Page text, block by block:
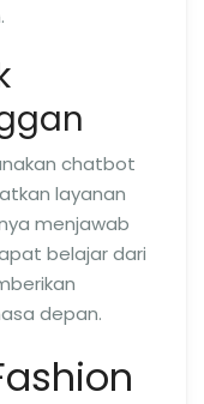
chatbot
layanan
menjawab
belajar dari
depan.